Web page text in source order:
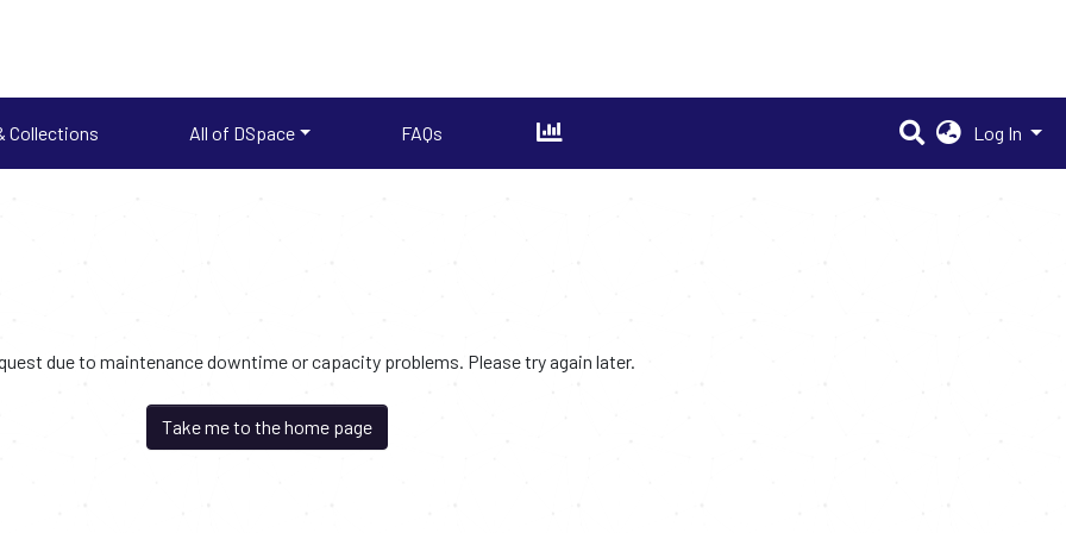
Collections All of DSpace FAQs Log In
due to maintenance downtime or capacity problems. Please try again later.
Take me to the home page